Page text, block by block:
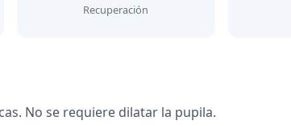
Recuperación
No se requiere dilatar la pupila.